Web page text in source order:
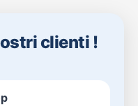
clienti !